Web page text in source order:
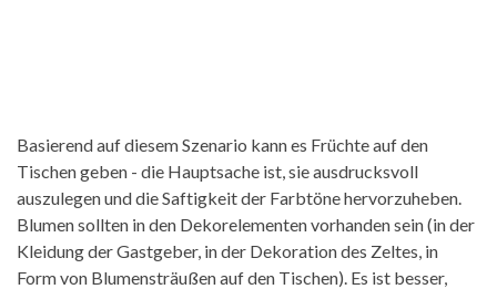
Basierend auf diesem Szenario kann es Früchte auf den
Tischen geben - die Hauptsache ist, sie ausdrucksvoll
auszulegen und die Saftigkeit der Farbtöne hervorzuheben.
Blumen sollten in den Dekorelementen vorhanden sein (in der
Kleidung der Gastgeber, in der Dekoration des Zeltes, in
Form von Blumensträußen auf den Tischen). Es ist besser,